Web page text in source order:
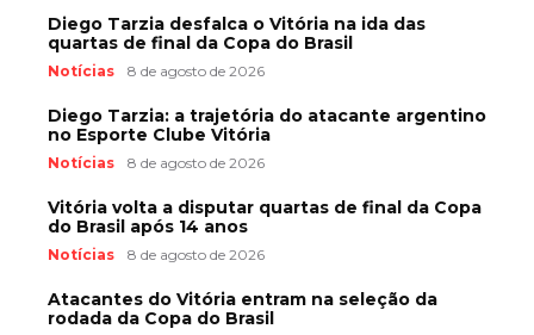
Diego Tarzia desfalca o Vitória na ida das
quartas de final da Copa do Brasil
Notícias 8 de agosto de 2026
Diego Tarzia: a trajetória do atacante argentino
no Esporte Clube Vitória
Notícias 8 de agosto de 2026
Vitória volta a disputar quartas de final da Copa
do Brasil após 14 anos
Notícias 8 de agosto de 2026
Atacantes do Vitória entram na seleção da
rodada da Copa do Brasil